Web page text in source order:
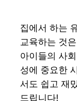
집에서 하는
교육하는 것
아이들의 사
성에 중요한
서도 쉽고 재
드립니다!